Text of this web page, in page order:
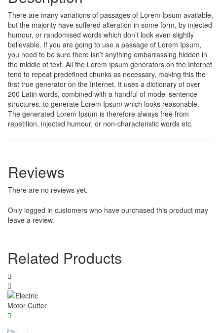
There are many variations of passages of Lorem Ipsum available,
but the majority have suffered alteration in some form, by injected
humour, or randomised words which don’t look even slightly
believable. If you are going to use a passage of Lorem Ipsum,
you need to be sure there isn’t anything embarrassing hidden in
the middle of text. All the Lorem Ipsum generators on the Internet
tend to repeat predefined chunks as necessary, making this the
first true generator on the Internet. It uses a dictionary of over
200 Latin words, combined with a handful of model sentence
structures, to generate Lorem Ipsum which looks reasonable.
The generated Lorem Ipsum is therefore always free from
repetition, injected humour, or non-characteristic words etc.
Reviews
There are no reviews yet.
Only logged in customers who have purchased this product may
leave a review.
Related Products